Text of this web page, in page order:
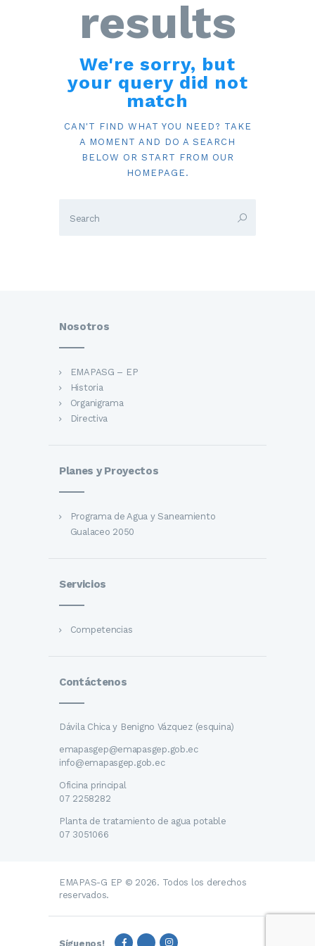
results
We're sorry, but
your query did not
match
CAN'T FIND WHAT YOU NEED? TAKE
A MOMENT AND DO A SEARCH
BELOW OR START FROM OUR
HOMEPAGE .
Nosotros
EMAPASG – EP
Historia
Organigrama
Directiva
Planes y Proyectos
Programa de Agua y Saneamiento
Gualaceo 2050
Servicios
Competencias
Contáctenos
Dávila Chica y Benigno Vázquez (esquina)
emapasgep@emapasgep.gob.ec
info@emapasgep.gob.ec
Oficina principal
07 2258282
Planta de tratamiento de agua potable
07 3051066
EMAPAS-G EP © 2026. Todos los derechos
reservados.
Síguenos!